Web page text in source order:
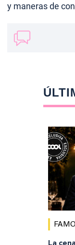
y maneras de